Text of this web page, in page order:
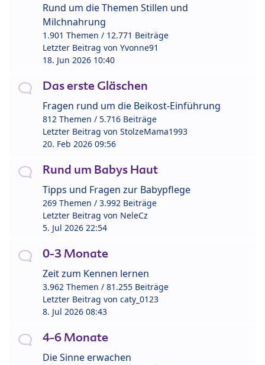
Rund um die Themen Stillen und
Milchnahrung
1.901 Themen / 12.771 Beiträge
Letzter Beitrag von Yvonne91
18. Jun 2026 10:40
Das erste Gläschen
Fragen rund um die Beikost-Einführung
812 Themen / 5.716 Beiträge
Letzter Beitrag von StolzeMama1993
20. Feb 2026 09:56
Rund um Babys Haut
Tipps und Fragen zur Babypflege
269 Themen / 3.992 Beiträge
Letzter Beitrag von NeleCz
5. Jul 2026 22:54
0-3 Monate
Zeit zum Kennen lernen
3.962 Themen / 81.255 Beiträge
Letzter Beitrag von caty_0123
8. Jul 2026 08:43
4-6 Monate
Die Sinne erwachen